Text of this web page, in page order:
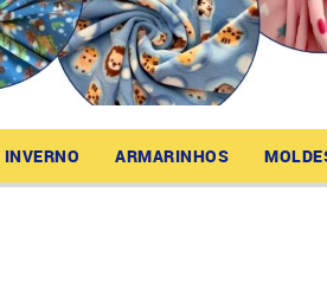
INVERNO ARMARINHOS